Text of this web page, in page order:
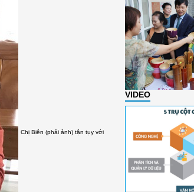
Chị Biên (phải ảnh) tận tụy với
VIDEO